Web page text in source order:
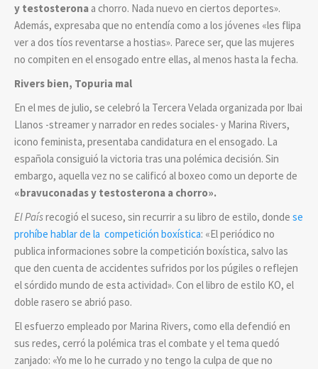
y testosterona a chorro. Nada nuevo en ciertos deportes».
Además, expresaba que no entendía como a los jóvenes «les flipa
ver a dos tíos reventarse a hostias». Parece ser, que las mujeres
no compiten en el ensogado entre ellas, al menos hasta la fecha.
Rivers bien, Topuria mal
En el mes de julio, se celebró la Tercera Velada organizada por Ibai
Llanos -streamer y narrador en redes sociales- y Marina Rivers,
icono feminista, presentaba candidatura en el ensogado. La
española consiguió la victoria tras una polémica decisión. Sin
embargo, aquella vez no se calificó al boxeo como un deporte de
«bravuconadas y testosterona a chorro».
El Paísrecogió el suceso, sin recurrir a su libro de estilo, donde se
prohíbe hablar de la competición boxística: «El periódico no
publica informaciones sobre la competición boxística, salvo las
que den cuenta de accidentes sufridos por los púgiles o reflejen
el sórdido mundo de esta actividad». Con el libro de estilo KO, el
doble rasero se abrió paso.
El esfuerzo empleado por Marina Rivers, como ella defendió en
sus redes, cerró la polémica tras el combate y el tema quedó
zanjado: «Yo me lo he currado y no tengo la culpa de que no